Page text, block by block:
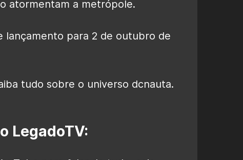
atormentam a metrópole.
para 2 de outubro de
tudo sobre o universo dcnauta.
LegadoTV: